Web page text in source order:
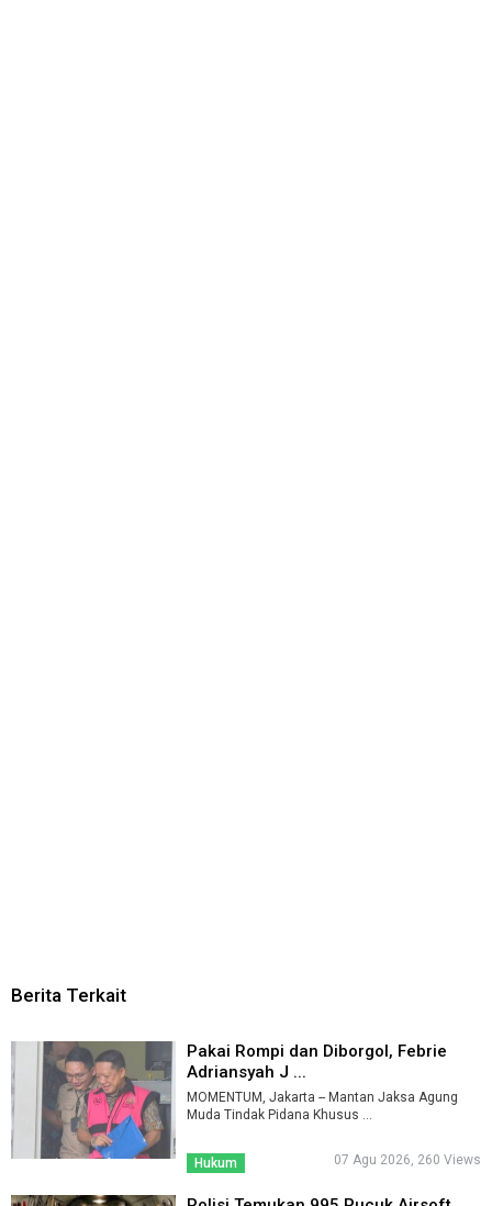
Berita Terkait
Pakai Rompi dan Diborgol, Febrie
Adriansyah J ...
MOMENTUM, Jakarta -- Mantan Jaksa Agung
Muda Tindak Pidana Khusus ...
Hukum 07 Agu 2026, 260 Views